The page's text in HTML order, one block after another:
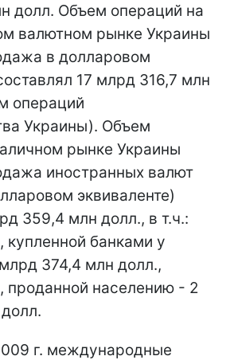
долл. Объем операций на
валютном рынке Украины
в долларовом
17 млрд 316,7 млн
операций
Украины). Объем
рынке Украины
иностранных валют
эквиваленте)
359,4 млн долл., в т.ч.:
банками у
374,4 млн долл.,
проданной населению - 2
г. международные